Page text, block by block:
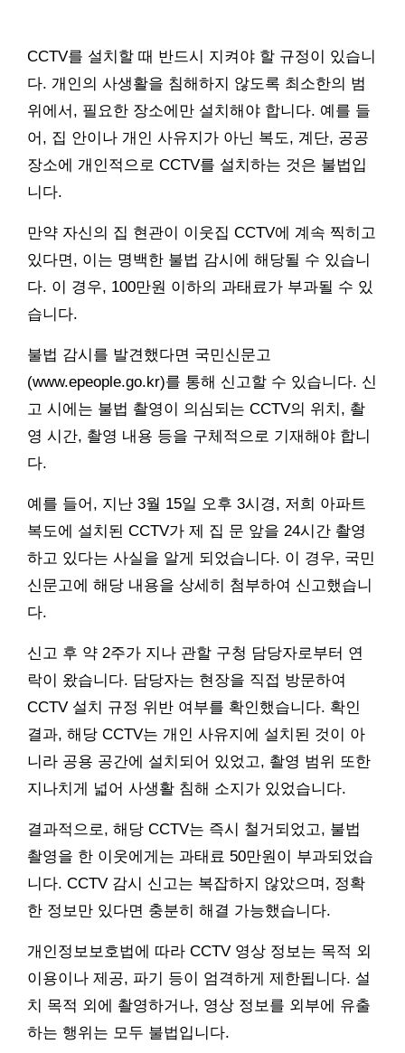
CCTV를 설치할 때 반드시 지켜야 할 규정이 있습니
다. 개인의 사생활을 침해하지 않도록 최소한의 범
위에서, 필요한 장소에만 설치해야 합니다. 예를 들
어, 집 안이나 개인 사유지가 아닌 복도, 계단, 공공
장소에 개인적으로 CCTV를 설치하는 것은 불법입
니다.
만약 자신의 집 현관이 이웃집 CCTV에 계속 찍히고
있다면, 이는 명백한 불법 감시에 해당될 수 있습니
다. 이 경우, 100만원 이하의 과태료가 부과될 수 있
습니다.
불법 감시를 발견했다면 국민신문고
(www.epeople.go.kr)를 통해 신고할 수 있습니다. 신
고 시에는 불법 촬영이 의심되는 CCTV의 위치, 촬
영 시간, 촬영 내용 등을 구체적으로 기재해야 합니
다.
예를 들어, 지난 3월 15일 오후 3시경, 저희 아파트
복도에 설치된 CCTV가 제 집 문 앞을 24시간 촬영
하고 있다는 사실을 알게 되었습니다. 이 경우, 국민
신문고에 해당 내용을 상세히 첨부하여 신고했습니
다.
신고 후 약 2주가 지나 관할 구청 담당자로부터 연
락이 왔습니다. 담당자는 현장을 직접 방문하여
CCTV 설치 규정 위반 여부를 확인했습니다. 확인
결과, 해당 CCTV는 개인 사유지에 설치된 것이 아
니라 공용 공간에 설치되어 있었고, 촬영 범위 또한
지나치게 넓어 사생활 침해 소지가 있었습니다.
결과적으로, 해당 CCTV는 즉시 철거되었고, 불법
촬영을 한 이웃에게는 과태료 50만원이 부과되었습
니다. CCTV 감시 신고는 복잡하지 않았으며, 정확
한 정보만 있다면 충분히 해결 가능했습니다.
개인정보보호법에 따라 CCTV 영상 정보는 목적 외
이용이나 제공, 파기 등이 엄격하게 제한됩니다. 설
치 목적 외에 촬영하거나, 영상 정보를 외부에 유출
하는 행위는 모두 불법입니다.